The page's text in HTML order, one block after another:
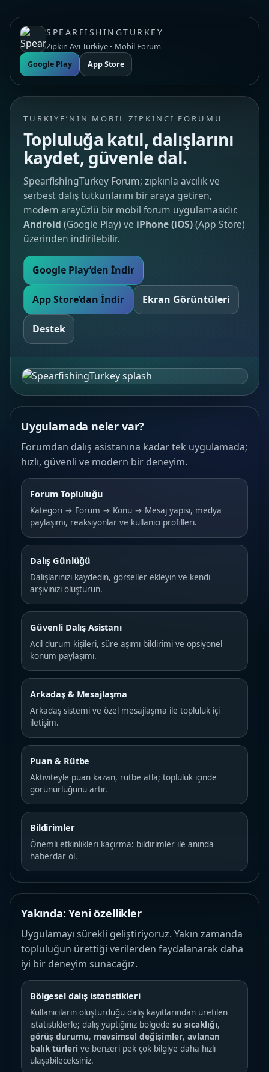
SPEARFISHINGTURKEY
Zıpkın Avı Türkiye • Mobil Forum
Google Play App Store
TÜRKIYE’NIN MOBIL ZIPKINCI FORUMU
Topluluğa katıl, dalışlarını
kaydet, güvenle dal.
SpearfishingTurkey Forum; zıpkınla avcılık ve
serbest dalış tutkunlarını bir araya getiren,
modern arayüzlü bir mobil forum uygulamasıdır.
Android (Google Play) ve iPhone (iOS)(App Store)
üzerinden indirilebilir.
Google Play’den İndir
App Store’dan İndir Ekran Görüntüleri
Destek
Uygulamada neler var?
Forumdan dalış asistanına kadar tek uygulamada;
hızlı, güvenli ve modern bir deneyim.
Forum Topluluğu
Kategori → Forum → Konu → Mesaj yapısı, medya
paylaşımı, reaksiyonlar ve kullanıcı profilleri.
Dalış Günlüğü
Dalışlarınızı kaydedin, görseller ekleyin ve kendi
arşivinizi oluşturun.
Güvenli Dalış Asistanı
Acil durum kişileri, süre aşımı bildirimi ve opsiyonel
konum paylaşımı.
Arkadaş & Mesajlaşma
Arkadaş sistemi ve özel mesajlaşma ile topluluk içi
iletişim.
Puan & Rütbe
Aktiviteyle puan kazan, rütbe atla; topluluk içinde
görünürlüğünü artır.
Bildirimler
Önemli etkinlikleri kaçırma: bildirimler ile anında
haberdar ol.
Yakında: Yeni özellikler
Uygulamayı sürekli geliştiriyoruz. Yakın zamanda
topluluğun ürettiği verilerden faydalanarak daha
iyi bir deneyim sunacağız.
Bölgesel dalış istatistikleri
Kullanıcıların oluşturduğu dalış kayıtlarından üretilen
istatistiklerle; dalış yaptığınız bölgede su sıcaklığı,
görüş durumu, mevsimsel değişimler, avlanan
balık türleri ve benzeri pek çok bilgiye daha hızlı
ulaşabileceksiniz.